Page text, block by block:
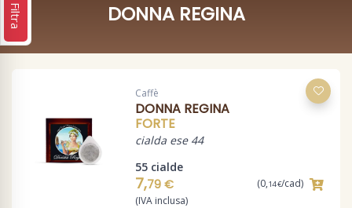
DONNA REGINA
Caffè
DONNA REGINA
FORTE
cialda ese 44
55 cialde
7,79 € (0,14 €/cad)
(IVA inclusa)
Filtra